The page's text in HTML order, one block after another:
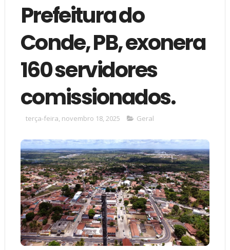
Prefeitura do
Conde, PB, exonera
160 servidores
comissionados.
terça-feira, novembro 18, 2025 Geral